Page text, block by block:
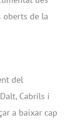
oberts de la
del
Cabrils i
a baixar cap